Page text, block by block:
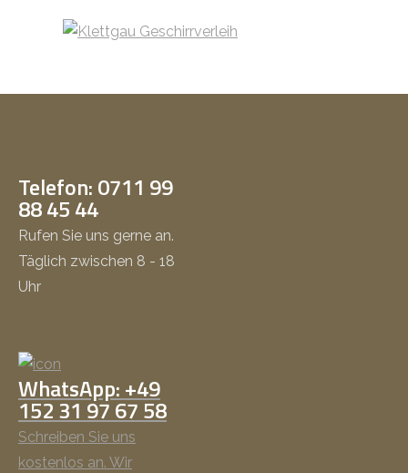
Telefon: 0711 99
88 45 44
Rufen Sie uns gerne an.
Täglich zwischen 8 - 18
Uhr
WhatsApp: +49
152 31 97 67 58
Schreiben Sie uns
kostenlos an. Wir